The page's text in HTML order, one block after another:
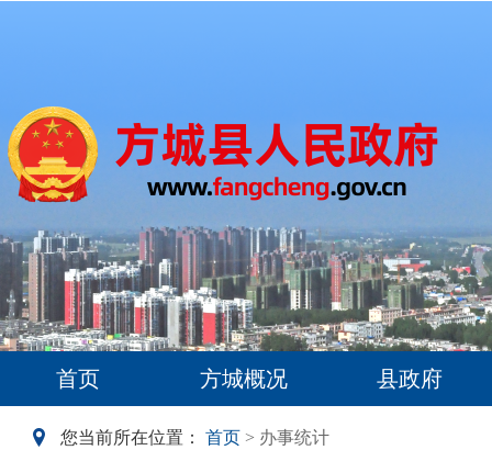
首页 方城概况 县政府
您当前所在位置： 首页 > 办事统计